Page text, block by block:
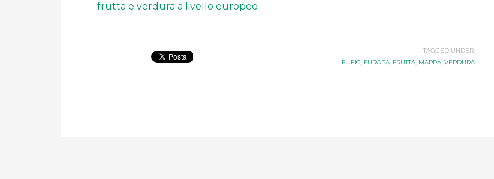
frutta e verdura a livello europeo
TAGGED UNDER:
EUFIC, EUROPA, FRUTTA, MAPPA, VERDURA